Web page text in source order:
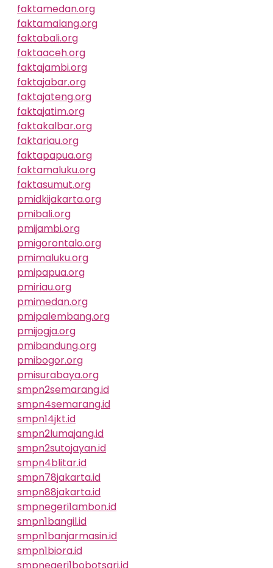
faktamedan.org
faktamalang.org
faktabali.org
faktaaceh.org
faktajambi.org
faktajabar.org
faktajateng.org
faktajatim.org
faktakalbar.org
faktariau.org
faktapapua.org
faktamaluku.org
faktasumut.org
pmidkijakarta.org
pmibali.org
pmijambi.org
pmigorontalo.org
pmimaluku.org
pmipapua.org
pmiriau.org
pmimedan.org
pmipalembang.org
pmijogja.org
pmibandung.org
pmibogor.org
pmisurabaya.org
smpn2semarang.id
smpn4semarang.id
smpn14jkt.id
smpn2lumajang.id
smpn2sutojayan.id
smpn4blitar.id
smpn78jakarta.id
smpn88jakarta.id
smpnegeri1ambon.id
smpn1bangil.id
smpn1banjarmasin.id
smpn1biora.id